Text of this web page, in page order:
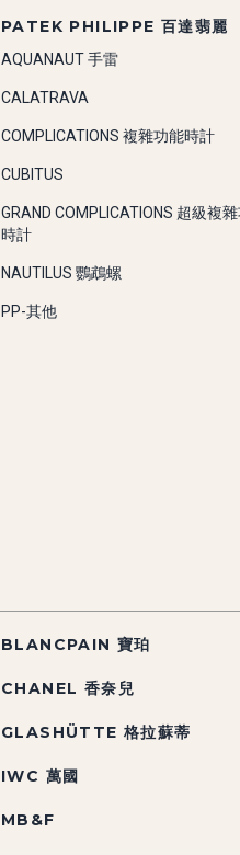
PATEK PHILIPPE 百達翡麗
AQUANAUT 手雷
CALATRAVA
COMPLICATIONS 複雜功能時計
CUBITUS
GRAND COMPLICATIONS 超級複
時計
NAUTILUS 鸚鵡螺
PP-其他
BLANCPAIN 寶珀
CHANEL 香奈兒
GLASHÜTTE 格拉蘇蒂
IWC 萬國
MB&F